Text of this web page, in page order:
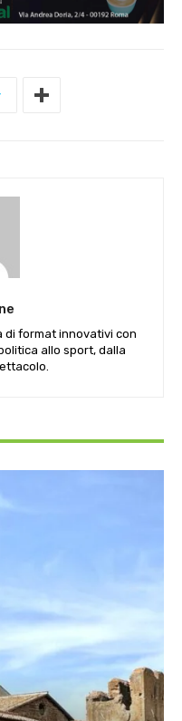
format innovativi con
allo sport, dalla